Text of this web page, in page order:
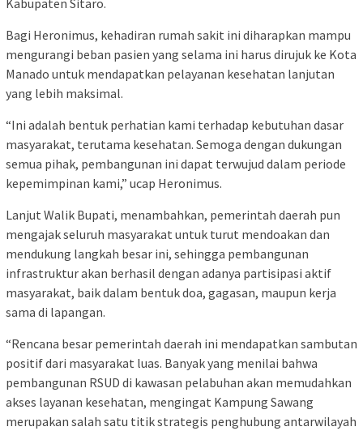
Kabupaten Sitaro.
Bagi Heronimus, kehadiran rumah sakit ini diharapkan mampu
mengurangi beban pasien yang selama ini harus dirujuk ke Kota
Manado untuk mendapatkan pelayanan kesehatan lanjutan
yang lebih maksimal.
“Ini adalah bentuk perhatian kami terhadap kebutuhan dasar
masyarakat, terutama kesehatan. Semoga dengan dukungan
semua pihak, pembangunan ini dapat terwujud dalam periode
kepemimpinan kami,” ucap Heronimus.
Lanjut Walik Bupati, menambahkan, pemerintah daerah pun
mengajak seluruh masyarakat untuk turut mendoakan dan
mendukung langkah besar ini, sehingga pembangunan
infrastruktur akan berhasil dengan adanya partisipasi aktif
masyarakat, baik dalam bentuk doa, gagasan, maupun kerja
sama di lapangan.
“Rencana besar pemerintah daerah ini mendapatkan sambutan
positif dari masyarakat luas. Banyak yang menilai bahwa
pembangunan RSUD di kawasan pelabuhan akan memudahkan
akses layanan kesehatan, mengingat Kampung Sawang
merupakan salah satu titik strategis penghubung antarwilayah